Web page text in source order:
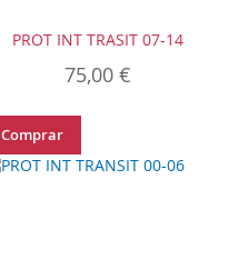
PROT INT TRASIT 07-14
75,00 €
Comprar